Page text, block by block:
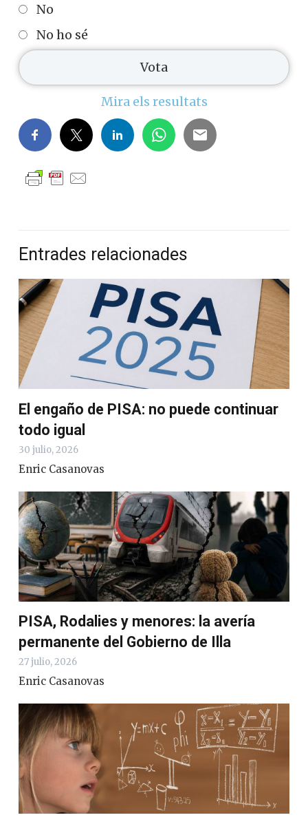
No
No ho sé
Mira els resultats
Entrades relacionades
El engaño de PISA: no puede continuar
todo igual
30 julio, 2026
Enric Casanovas
PISA, Rodalies y menores: la avería
permanente del Gobierno de Illa
27 julio, 2026
Enric Casanovas